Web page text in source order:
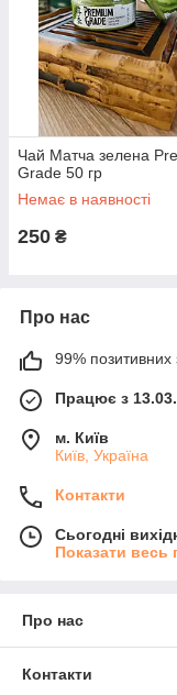
Чай Матча зелена
Grade 50 гр
Немає в наявності
250 ₴
Про нас
99% позитивних
Працює з
м. Київ
Київ, Україна
Контакти
Сьогодні
Показати весь
Про нас
Контакти